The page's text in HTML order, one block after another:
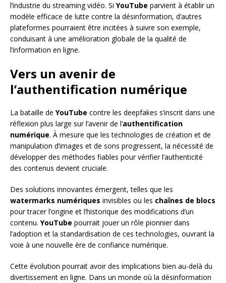
l’industrie du streaming vidéo. Si YouTube parvient à établir un
modèle efficace de lutte contre la désinformation, d’autres
plateformes pourraient être incitées à suivre son exemple,
conduisant à une amélioration globale de la qualité de
l’information en ligne.
Vers un avenir de
l’authentification numérique
La bataille de YouTube contre les deepfakes s’inscrit dans une
réflexion plus large sur l’avenir de l’authentification
numérique. À mesure que les technologies de création et de
manipulation d’images et de sons progressent, la nécessité de
développer des méthodes fiables pour vérifier l’authenticité
des contenus devient cruciale.
Des solutions innovantes émergent, telles que les
watermarks numériques invisibles ou les chaînes de blocs
pour tracer l’origine et l’historique des modifications d’un
contenu. YouTube pourrait jouer un rôle pionnier dans
l’adoption et la standardisation de ces technologies, ouvrant la
voie à une nouvelle ère de confiance numérique.
Cette évolution pourrait avoir des implications bien au-delà du
divertissement en ligne. Dans un monde où la désinformation